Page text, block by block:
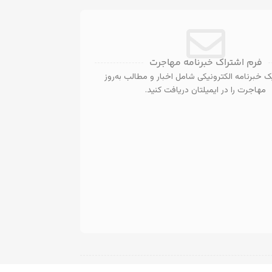
فرم اشتراک خبرنامه مهاجرت
خبرنامه الکترونیکی شامل اخبار و مطالب به‌روز
مهاجرت را در ایمیلتان دریافت کنید.